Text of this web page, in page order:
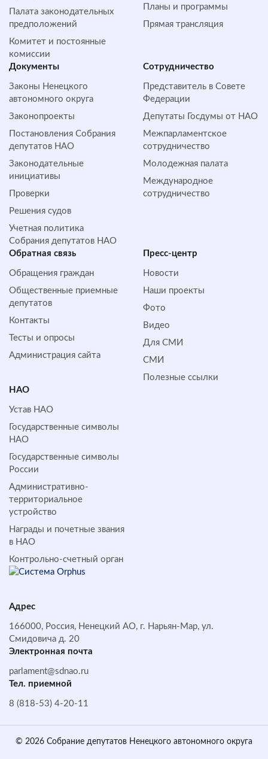
Палата законодательных
предположений
Комитет и постоянные
комиссии
Планы и программы
Прямая трансляция
Документы
Законы Ненецкого
автономного округа
Законопроекты
Постановления Собрания
депутатов НАО
Законодательные
инициативы
Проверки
Решения судов
Учетная политика
Собрания депутатов НАО
Сотрудничество
Представитель в Совете
Федерации
Депутаты Госдумы от НАО
Межпарламентское
сотрудничество
Молодежная палата
Международное
сотрудничество
Обратная cвязь
Обращения граждан
Общественные приемные
депутатов
Контакты
Тесты и опросы
Администрация сайта
Пресс-центр
Новости
Наши проекты
Фото
Видео
Для СМИ
СМИ
Полезные ссылки
НАО
Устав НАО
Государственные символы
НАО
Государственные символы
России
Административно-
территориальное
устройство
Награды и почетные звания
в НАО
Контрольно-счетный орган
Адрес
166000, Россия, Ненецкий АО, г. Нарьян-Мар, ул.
Смидовича д. 20
Электронная почта
parlament@sdnao.ru
Тел. приемной
8 (818-53) 4-20-11
© 2026 Собрание депутатов Ненецкого автономного округа